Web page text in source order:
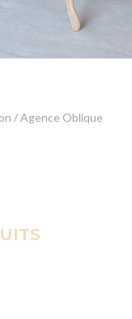
/ Agence Oblique